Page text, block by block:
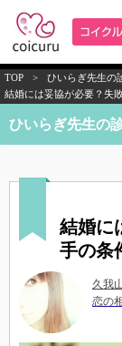
TOP > ひいらぎ先生の
結婚には妥協が必要？失
ひいらぎ先生の
結婚に
手の条
久我
恋の